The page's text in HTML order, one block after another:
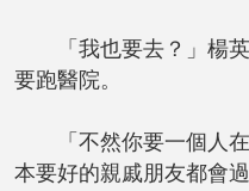
「我也要去？」楊英
要跑醫院。
「不然你要一個人在
本要好的親戚朋友都會